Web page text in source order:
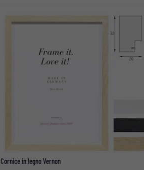
Cornice in legno Vernon